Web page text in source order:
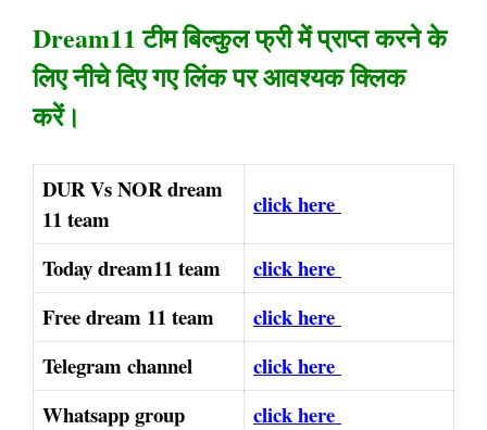
Dream11 टीम बिल्कुल फ्री में प्राप्त करने के
लिए नीचे दिए गए लिंक पर आवश्यक क्लिक
करें।
DUR Vs NOR dream
11 team
click here
Today dream11 team
click here
Free dream 11 team
click here
Telegram channel
click here
Whatsapp group
click here